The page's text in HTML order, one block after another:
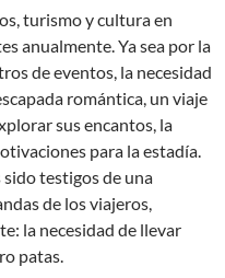
turismo y cultura en
anualmente. Ya sea por la
de eventos, la necesidad
romántica, un viaje
sus encantos, la
para la estadía.
sido testigos de una
de los viajeros,
la necesidad de llevar
patas.